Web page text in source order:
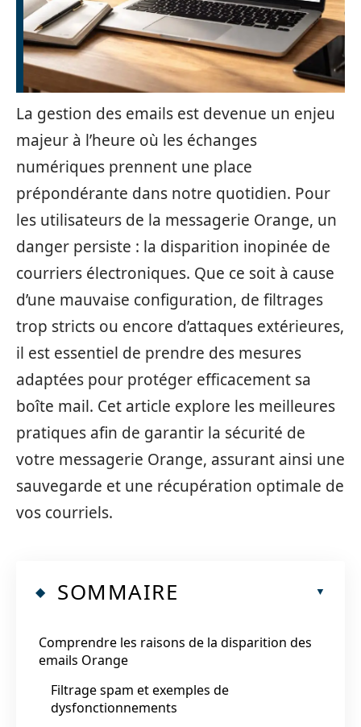
La gestion des emails est devenue un enjeu
majeur à l’heure où les échanges
numériques prennent une place
prépondérante dans notre quotidien. Pour
les utilisateurs de la messagerie Orange, un
danger persiste : la disparition inopinée de
courriers électroniques. Que ce soit à cause
d’une mauvaise configuration, de filtrages
trop stricts ou encore d’attaques extérieures,
il est essentiel de prendre des mesures
adaptées pour protéger efficacement sa
boîte mail. Cet article explore les meilleures
pratiques afin de garantir la sécurité de
votre messagerie Orange, assurant ainsi une
sauvegarde et une récupération optimale de
vos courriels.
SOMMAIRE
Comprendre les raisons de la disparition des
emails Orange
Filtrage spam et exemples de
dysfonctionnements